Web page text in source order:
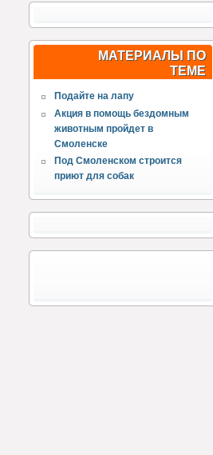
МАТЕРИАЛЫ ПО
ТЕМЕ
Подайте на лапу
Акция в помощь бездомным
животным пройдет в
Смоленске
Под Смоленском строится
приют для собак